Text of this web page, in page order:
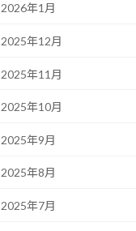
2026年1月
2025年12月
2025年11月
2025年10月
2025年9月
2025年8月
2025年7月